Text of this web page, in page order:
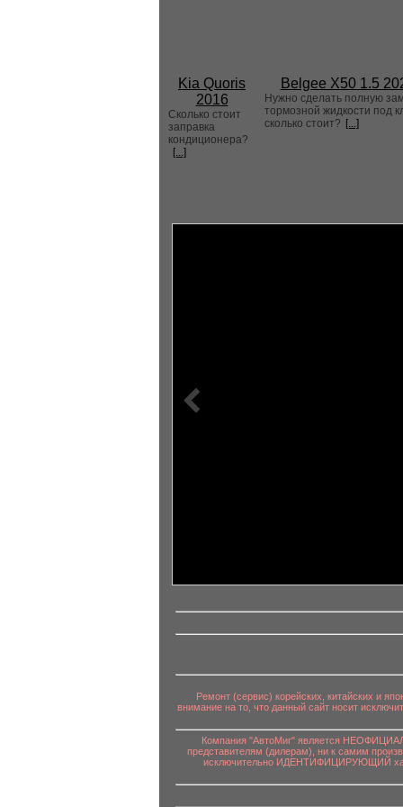
Kia Quoris
2016
Сколько стоит
заправка
кондиционера?
[...]
Belgee X50 1.5
Нужно сделать полную
тормозной жидкости под
сколько стоит? [...]
информационный контент
Ремонт (сервис) корейских, китайских и
внимание на то, что данный сайт носит
Компания "АвтоМиг" является
представителям (дилерам), ни к самим
исключительно ИДЕНТИФИЦИРУЮЩИЙ